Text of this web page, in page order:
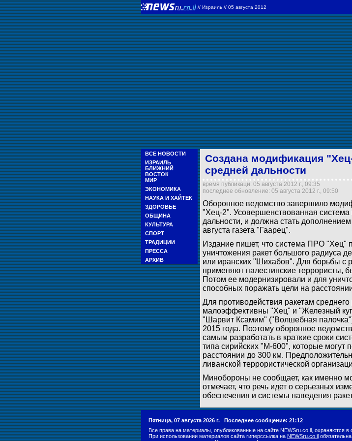
// Израиль // 05 августа 2012
ВСЕ НОВОСТИ
ИЗРАИЛЬ
БЛИЖНИЙ
ВОСТОК
МИР
ЭКОНОМИКА
НАУКА И ХАЙТЕК
ЗДОРОВЬЕ
ОБЩИНА
КУЛЬТУРА
СПОРТ
ТРАДИЦИИ
ПРЕССА
АРХИВ
Создана модификация
средней дальности
время публикаци: 05 августа 2012 г., 09:35
последнее обновление: 05 августа 2012 г., 09:50
Оборонное ведомство завершило
"Хец-2". Усовершенствованная система
дальности, и должна стать
августа газета "Гаарец".
Издание пишет, что система ПРО "Хец"
уничтожения ракет большого радиуса
или иранских "Шихабов". Для борьбы с
применяют палестинские террористы,
Потом ее модернизировали и для
способных поражать цели на
Для противодействия ракетам
малоэффективны "Хец" и "Железный
"Шарвит Ксамим" ("Волшебная
2015 года. Поэтому оборонное
самым разработать в краткие сроки
типа сирийских "М-600", которые могут
расстоянии до 300 км.
ливанской террористической
Минобороны не сообщает, как именно
отмечает, что речь идет о серьезных
обеспечения и системы наведения
Пятница, 07 августа 2026 г. Последнее сообщение: 21:12
Все права на материалы, опубликованные на сайте NEWSru.co.il, охраняются в
При использовании материалов сайта гиперссылка на NEWSru.co.il